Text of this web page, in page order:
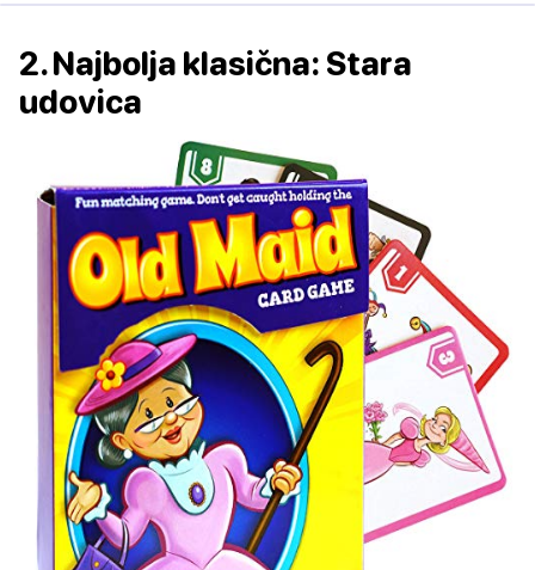
2. Najbolja klasična: Stara
udovica